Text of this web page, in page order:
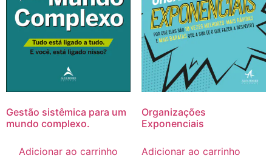
Gestão sistêmica para um
mundo complexo.
Adicionar ao carrinho
Organizações
Exponenciais
Adicionar ao carrinho